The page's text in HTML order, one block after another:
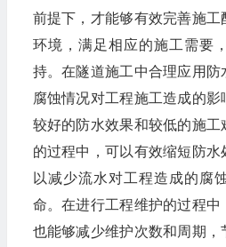
前提下，才能够有效完善施工
环境，满足相应的施工需要
持。在隧道施工中合理应用
腐蚀情况对工程施工造成的
较好的防水效果和较低的施工
的过程中，可以有效缩短防
以减少流水对工程造成的腐
命。在进行工程维护的过程中
也能够减少维护次数和周期